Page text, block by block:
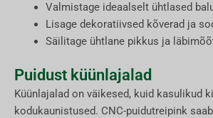
Valmistage ideaalselt ühtlased
Lisage dekoratiivsed kõverad ja
Säilitage ühtlane pikkus ja
Puidust küünlajalad
Küünlajalad on väikesed, kuid kasulikud
kodukaunistused. CNC-puidutreipink